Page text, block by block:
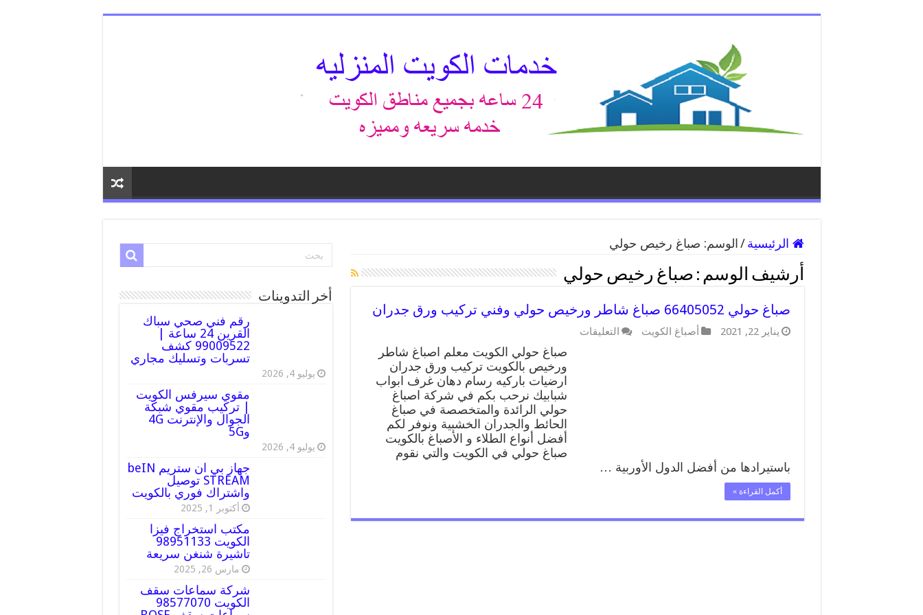
الرئيسية / الوسم: صباغ رخيص حولي
أرشيف الوسم : صباغ رخيص حولي
صباغ حولي 66405052 صباغ شاطر ورخيص حولي وفني تركيب ورق جدران
يناير 22, 2021 أصباغ الكويت التعليقات
حولي
66405052
صباغ
شاطر
ورخيص
حولي
وفني
تركيب
ورق
صباغ حولي الكويت معلم اصباغ شاطر
ورخيص بالكويت تركيب ورق جدران
ارضيات باركيه رسام دهان غرف ابواب
شبابيك نرحب بكم في شركة اصباغ
حولي الرائدة والمتخصصة في صباغ
الحائط والجدران الخشبية ونوفر لكم
أفضل أنواع الطلاء و الأصباغ بالكويت
صباغ حولي في الكويت والتي نقوم
باستيرادها من أفضل الدول الأوربية …
أكمل القراءة »
أخر التدوينات
رقم فني صحي سباك
القرين 24 ساعة |
99009522 كشف
تسربات وتسليك مجاري
يوليو 4, 2026
مقوي سيرفس الكويت
| تركيب مقوي شبكة
الجوال والإنترنت 4G
و5G
يوليو 4, 2026
جهاز بي ان ستريم beIN
STREAM توصيل
واشتراك فوري بالكويت
أكتوبر 1, 2025
مكتب استخراج فيزا
الكويت 98951133
تاشيرة شنغن سريعة
مارس 26, 2025
شركة سماعات سقف
الكويت 98577070